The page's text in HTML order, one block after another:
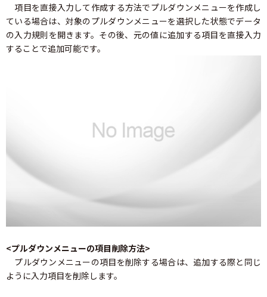
項目を直接入力して作成する方法でプルダウンメニューを作成し
ている場合は、対象のプルダウンメニューを選択した状態でデータ
の入力規則を開きます。その後、元の値に追加する項目を直接入力
することで追加可能です。
<プルダウンメニューの項目削除方法>
プルダウンメニューの項目を削除する場合は、追加する際と同じ
ように入力項目を削除します。